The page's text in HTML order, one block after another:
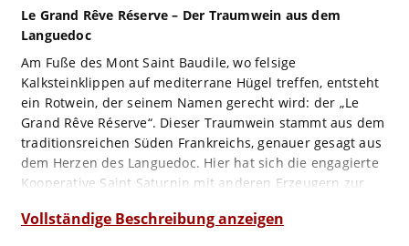
Le Grand Rêve Réserve – Der Traumwein aus dem
Languedoc
Am Fuße des Mont Saint Baudile, wo felsige
Kalksteinklippen auf mediterrane Hügel treffen, entsteht
ein Rotwein, der seinem Namen gerecht wird: der „Le
Grand Rêve Réserve“. Dieser Traumwein stammt aus dem
traditionsreichen Süden Frankreichs, genauer gesagt aus
dem Herzen des Languedoc. Hier hat sich die engagierte
Kooperative Saint Saturnin mit anderen Erzeugern zur
Terroir-Vielfalt und Qualität neu zu definieren.
Vollständige Beschreibung anzeigen